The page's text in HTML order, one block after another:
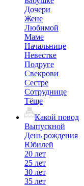
Дочери
Жене
Любимой
Маме
Начальнице
Невестке
Подруге
Свекрови
Сестре
Сотруднице
Тёще
Какой повод
Выпускной
День рождения
Юбилей
20 лет
25 лет
30 лет
35 лет